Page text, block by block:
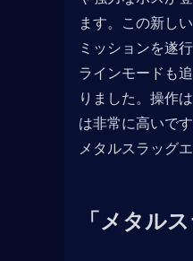
ます。この新し
ミッションを遂
ラインモードも
りました。操作
は非常に高いで
メタルスラッグ
「メタル